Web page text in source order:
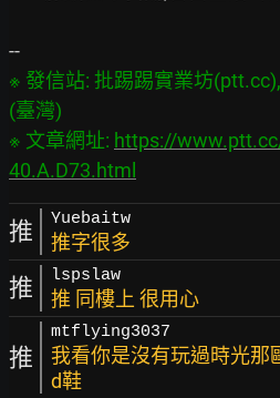
※ 發信站: 批踢踢實業坊
(臺灣)
※ 文章網址: https://
40.A.D73.html
推 Yuebaitw
推字很多
推 lspslaw
推 同樓上 很用心
推
mtflying3037
我看你是沒有玩過時光那
d鞋